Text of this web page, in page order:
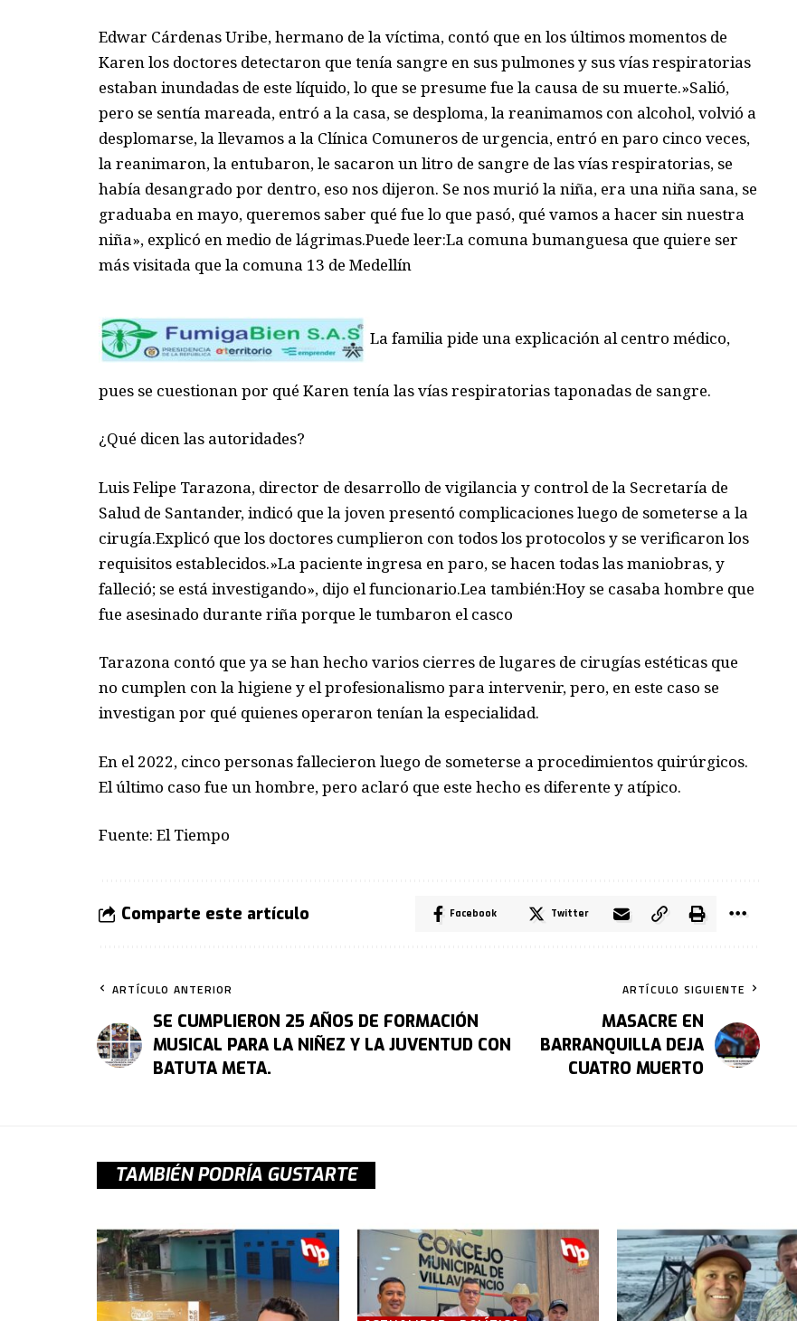
Edwar Cárdenas Uribe, hermano de la víctima, contó que en los últimos momentos de
Karen los doctores detectaron que tenía sangre en sus pulmones y sus vías respiratorias
estaban inundadas de este líquido, lo que se presume fue la causa de su muerte.»Salió,
pero se sentía mareada, entró a la casa, se desploma, la reanimamos con alcohol, volvió a
desplomarse, la llevamos a la Clínica Comuneros de urgencia, entró en paro cinco veces,
la reanimaron, la entubaron, le sacaron un litro de sangre de las vías respiratorias, se
había desangrado por dentro, eso nos dijeron. Se nos murió la niña, era una niña sana, se
graduaba en mayo, queremos saber qué fue lo que pasó, qué vamos a hacer sin nuestra
niña», explicó en medio de lágrimas.Puede leer:La comuna bumanguesa que quiere ser
más visitada que la comuna 13 de Medellín
La familia pide una explicación al centro médico,
pues se cuestionan por qué Karen tenía las vías respiratorias taponadas de sangre.
¿Qué dicen las autoridades?
Luis Felipe Tarazona, director de desarrollo de vigilancia y control de la Secretaría de
Salud de Santander, indicó que la joven presentó complicaciones luego de someterse a la
cirugía.Explicó que los doctores cumplieron con todos los protocolos y se verificaron los
requisitos establecidos.»La paciente ingresa en paro, se hacen todas las maniobras, y
falleció; se está investigando», dijo el funcionario.Lea también:Hoy se casaba hombre que
fue asesinado durante riña porque le tumbaron el casco
Tarazona contó que ya se han hecho varios cierres de lugares de cirugías estéticas que
no cumplen con la higiene y el profesionalismo para intervenir, pero, en este caso se
investigan por qué quienes operaron tenían la especialidad.
En el 2022, cinco personas fallecieron luego de someterse a procedimientos quirúrgicos.
El último caso fue un hombre, pero aclaró que este hecho es diferente y atípico.
Fuente: El Tiempo
Comparte este artículo Facebook Twitter
ARTÍCULO ANTERIOR
SE CUMPLIERON 25 AÑOS DE FORMACIÓN
MUSICAL PARA LA NIÑEZ Y LA JUVENTUD CON
BATUTA META.
ARTÍCULO SIGUIENTE
MASACRE EN
BARRANQUILLA DEJA
CUATRO MUERTO
TAMBIÉN PODRÍA GUSTARTE